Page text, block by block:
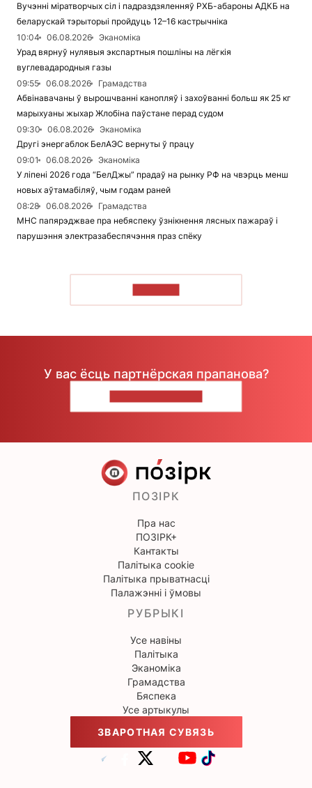
Вучэнні міратворчых сіл і падраздзяленняў РХБ-абароны АДКБ на
беларускай тэрыторыі пройдуць 12–16 кастрычніка
10:04
06.08.2026
Эканоміка
Урад вярнуў нулявыя экспартныя пошліны на лёгкія
вуглевадародныя газы
09:55
06.08.2026
Грамадства
Абвінавачаны ў вырошчванні канопляў і захоўванні больш як 25 кг
марыхуаны жыхар Жлобіна паўстане перад судом
09:30
06.08.2026
Эканоміка
Другі энергаблок БелАЭС вернуты ў працу
09:01
06.08.2026
Эканоміка
У ліпені 2026 года “БелДжы” прадаў на рынку РФ на чвэрць менш
новых аўтамабіляў, чым годам раней
08:28
06.08.2026
Грамадства
МНС папярэджвае пра небяспеку ўзнікнення лясных пажараў і
парушэння электразабеспячэння праз спёку
У вас ёсць партнёрская прапанова?
ПОЗІРК
Пра нас
ПОЗІРК+
Кантакты
Палітыка cookie
Палітыка прыватнасці
Палажэнні і ўмовы
РУБРЫКІ
Усе навіны
Палітыка
Эканоміка
Грамадства
Бяспека
Усе артыкулы
ЗВАРОТНАЯ СУВЯЗЬ